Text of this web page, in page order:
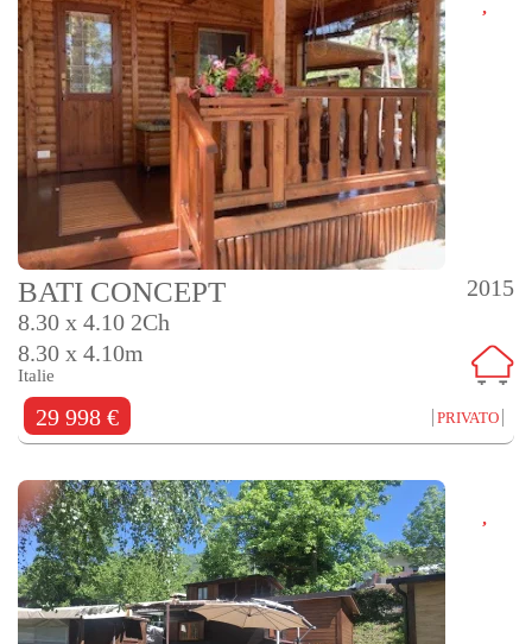
2015
BATI CONCEPT
8.30 x 4.10 2Ch
8.30 x 4.10m
Italie
29 998 € PRIVATO